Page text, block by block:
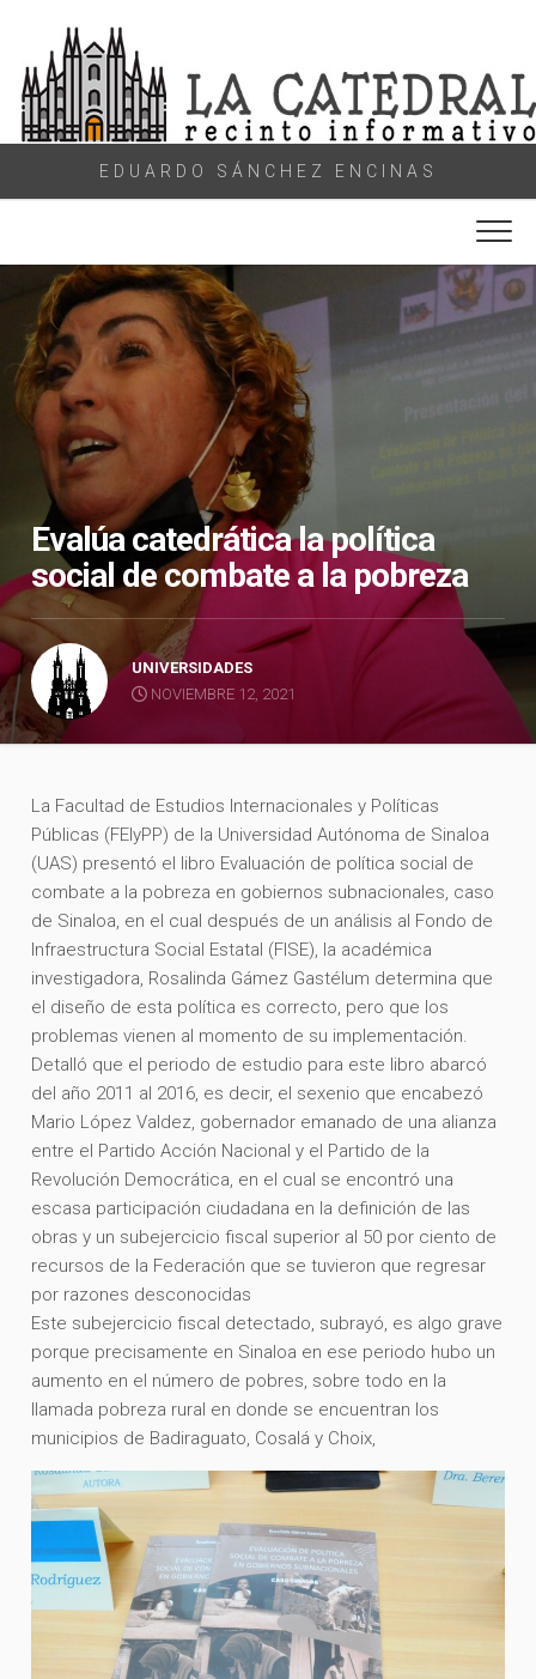
content
EDUARDO SÁNCHEZ ENCINAS
Evalúa catedrática la política
social de combate a la pobreza
UNIVERSIDADES
NOVIEMBRE 12, 2021
La Facultad de Estudios Internacionales y Políticas
Públicas (FEIyPP) de la Universidad Autónoma de Sinaloa
(UAS) presentó el libro Evaluación de política social de
combate a la pobreza en gobiernos subnacionales, caso
de Sinaloa, en el cual después de un análisis al Fondo de
Infraestructura Social Estatal (FISE), la académica
investigadora, Rosalinda Gámez Gastélum determina que
el diseño de esta política es correcto, pero que los
problemas vienen al momento de su implementación.
Detalló que el periodo de estudio para este libro abarcó
del año 2011 al 2016, es decir, el sexenio que encabezó
Mario López Valdez, gobernador emanado de una alianza
entre el Partido Acción Nacional y el Partido de la
Revolución Democrática, en el cual se encontró una
escasa participación ciudadana en la definición de las
obras y un subejercicio fiscal superior al 50 por ciento de
recursos de la Federación que se tuvieron que regresar
por razones desconocidas
Este subejercicio fiscal detectado, subrayó, es algo grave
porque precisamente en Sinaloa en ese periodo hubo un
aumento en el número de pobres, sobre todo en la
llamada pobreza rural en donde se encuentran los
municipios de Badiraguato, Cosalá y Choix,